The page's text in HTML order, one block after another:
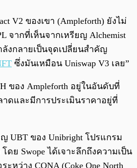
V2 ของเขา (Ampleforth) ยังไม่
จากที่เห็นจากเหรียญ Alchemist
ลังกลายเป็นจุดเปลี่ยนสำคัญ
ซึ่งมันเหมือน Uniswap V3 เลย”
ของ Ampleforth อยู่ในอันดับที่
ดและมีการประเมินราคาอยู่ที่
UBT ของ Unibright โปรแกรม
ดย Swope ได้เจาะลึกถึงความเป็น
หว่าง CONA (Coke One North